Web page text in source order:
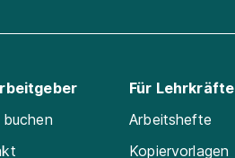
Für Lehrkräfte
Arbeitshefte
Kopiervorlagen